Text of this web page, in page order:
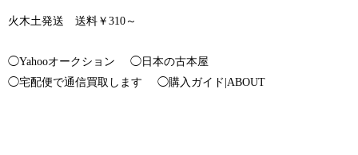
火木土発送 送料￥310～
◯Yahooオークション
◯日本の古本屋
◯宅配便で通信買取します
◯購入ガイド|ABOUT